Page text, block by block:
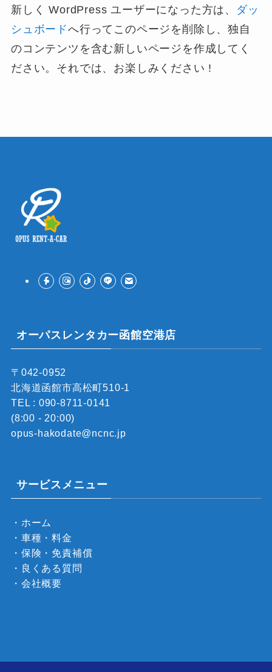
新しく WordPress ユーザーになった方は、 ダッ
シュボードへ行ってこのページを削除し、独自
のコンテンツを含む新しいページを作成してく
ださい。それでは、お楽しみください !
オーパスレンタカー函館空港店
〒042-0952
北海道函館市高松町510-1
TEL : 090-8711-0141
(8:00 - 20:00)
opus-hakodate@ncnc.jp
サービスメニュー
・ホーム
・車種・料金
・保険・免責補償
・良くある質問
・会社概要